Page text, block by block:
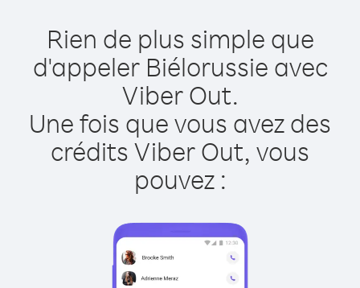
Rien de plus simple que
d'appeler Biélorussie avec
Viber Out.
Une fois que vous avez des
crédits Viber Out, vous
pouvez :